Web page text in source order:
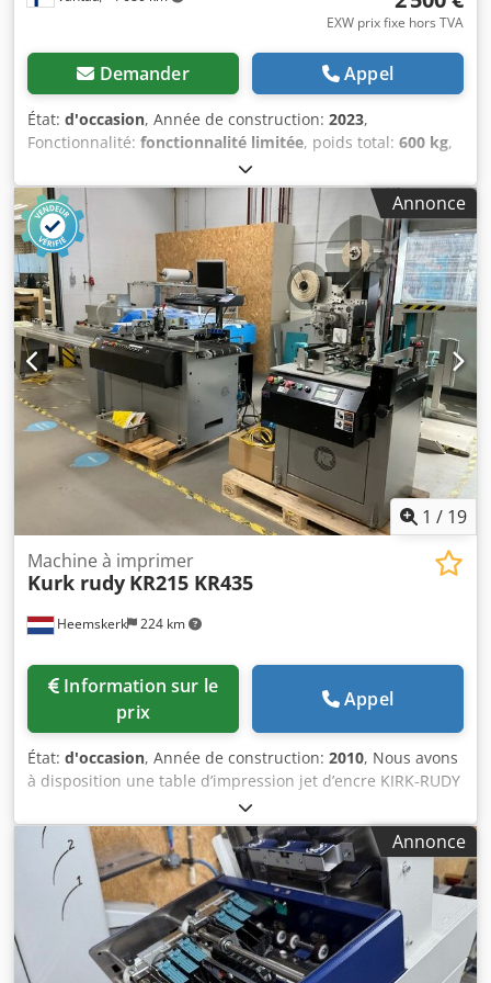
EXW prix fixe hors TVA
Demander Appel
État: d'occasion, Année de construction: 2023,
Fonctionnalité: fonctionnalité limitée, poids total: 600 kg,
Nous vous proposons cette imprimante à plat UV Imprimo
SUPERBABY d’occasion, fabriquée en 2023. Dodpfxozr Hzcj
Ahfekr Si vous avez des questions ou si vous souhaitez
obtenir des informations complémentaires, n’hésitez pas à
nous envoyer un message ou à nous contacter par
téléphone.
Annonce
1 / 19
Heemskerk 224 km
Machine à imprimer
Kurk rudy KR215 KR435
prix
Appel
État: d'occasion, Année de construction: 2010, Nous avons
à disposition une table d’impression jet d’encre KIRK-RUDY
KR215 ainsi qu’un mini-tabeuse KIRK-RUDY KR435. La table
d’impression jet d’encre est de l’année 2008 et la mini-
tabeuse de l’année 2011. Description de la base jet d’encre
KR215 : Dkodpjx Ag Tmofx Ahfer Utilisez la KR215 pour
alimenter et transporter une grande variété de produits.
Compatible avec la plupart des marques d’imprimantes jet
d’encre industrielles et d’équipements d’étiquetage
autocollant, la KR215 constitue la solution idéale
Annonce